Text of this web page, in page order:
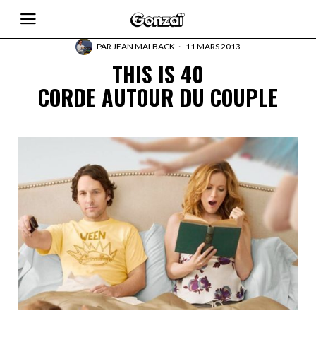
PARJEAN MALBACK 11 MARS 2013
THIS IS 40
CORDE AUTOUR DU COUPLE